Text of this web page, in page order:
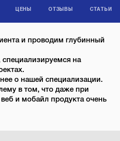
ЦЕНЫ ОТЗЫВЫ СТАТЬИ
и проводим глубинный
специализируемся на
о нашей специализации.
в том, что даже при
и мобайл продукта очень